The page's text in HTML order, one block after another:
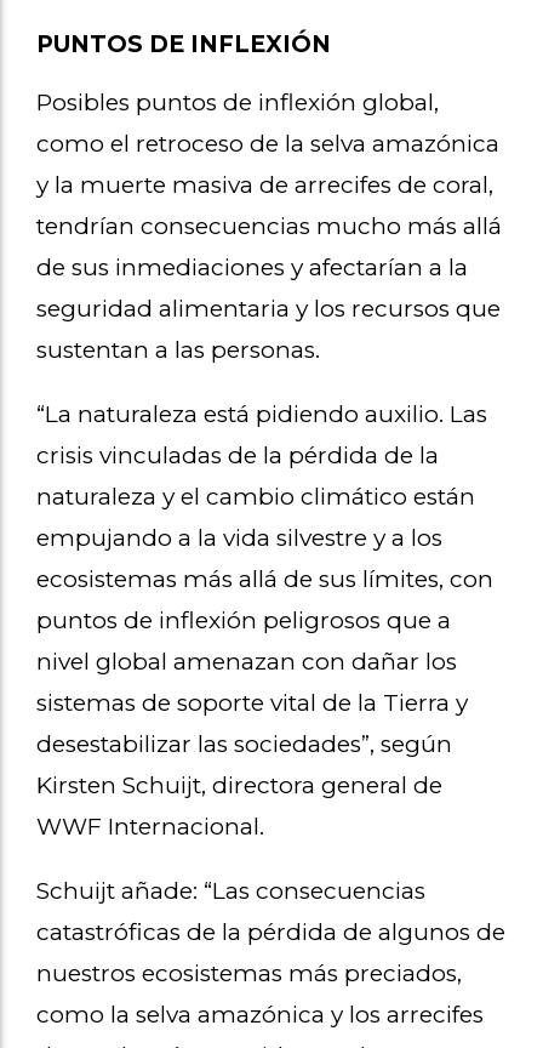
PUNTOS DE INFLEXIÓN
Posibles puntos de inflexión global,
como el retroceso de la selva amazónica
y la muerte masiva de arrecifes de coral,
tendrían consecuencias mucho más allá
de sus inmediaciones y afectarían a la
seguridad alimentaria y los recursos que
sustentan a las personas.
“La naturaleza está pidiendo auxilio. Las
crisis vinculadas de la pérdida de la
naturaleza y el cambio climático están
empujando a la vida silvestre y a los
ecosistemas más allá de sus límites, con
puntos de inflexión peligrosos que a
nivel global amenazan con dañar los
sistemas de soporte vital de la Tierra y
desestabilizar las sociedades”, según
Kirsten Schuijt, directora general de
WWF Internacional.
Schuijt añade: “Las consecuencias
catastróficas de la pérdida de algunos de
nuestros ecosistemas más preciados,
como la selva amazónica y los arrecifes